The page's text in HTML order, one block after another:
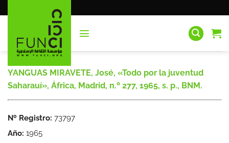
al
YANGUAS MIRAVETE, José, «Todo por la juventud
Saharauí», África, Madrid, n.º 277, 1965, s. p., BNM.
Nº Registro: 73797
Año: 1965